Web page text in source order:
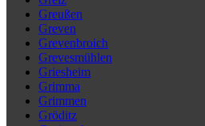
Greußen
Greven
Grevenbroich
Grevesmühlen
Griesheim
Grimma
Grimmen
Gröditz